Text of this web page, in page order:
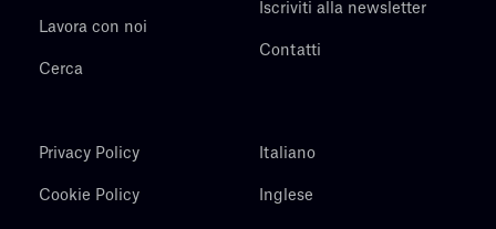
Lavora con noi
Cerca
Iscriviti alla newsletter
Contatti
Privacy Policy
Cookie Policy
Italiano
Inglese